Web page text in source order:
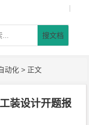
|
搜文档
动化 > 正文
装设计开题报